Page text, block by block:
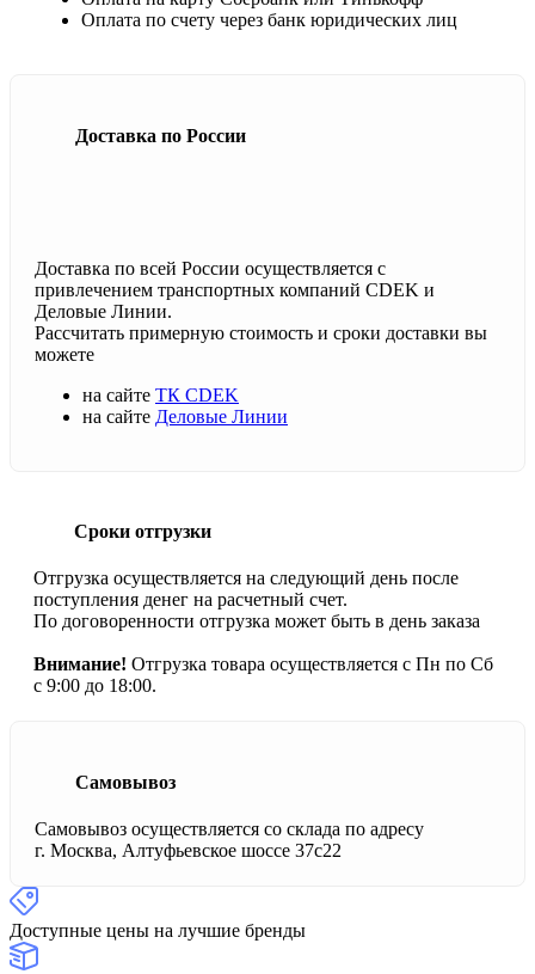
Оплата по счету через банк юридических лиц
Доставка по России
Доставка по всей России осуществляется с
привлечением транспортных компаний CDEK и
Деловые Линии.
Рассчитать примерную стоимость и сроки доставки вы
можете
на сайте ТК CDEK
на сайте Деловые Линии
Сроки отгрузки
Отгрузка осуществляется на следующий день после
поступления денег на расчетный счет.
По договоренности отгрузка может быть в день заказа
Внимание! Отгрузка товара осуществляется с Пн по Сб
с 9:00 до 18:00.
Самовывоз
Самовывоз осуществляется со склада по адресу
г. Москва, Алтуфьевское шоссе 37с22
Доступные цены на лучшие бренды